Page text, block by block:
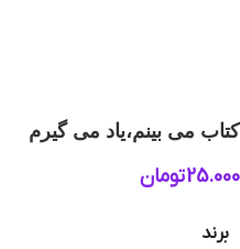
کتاب می بینم،یاد می گیرم
25.000تومان
برند